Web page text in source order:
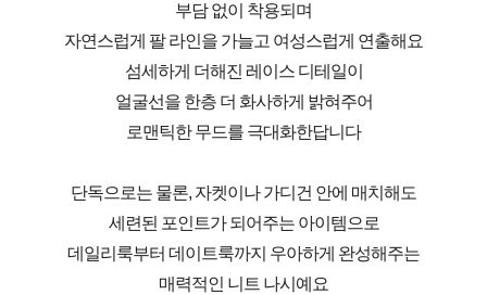
부담 없이 착용되며
자연스럽게 팔 라인을 가늘고 여성스럽게 연출해요
섬세하게 더해진 레이스 디테일이
얼굴선을 한층 더 화사하게 밝혀주어
로맨틱한 무드를 극대화한답니다
단독으로는 물론, 자켓이나 가디건 안에 매치해도
세련된 포인트가 되어주는 아이템으로
데일리룩부터 데이트룩까지 우아하게 완성해주는
매력적인 니트 나시예요